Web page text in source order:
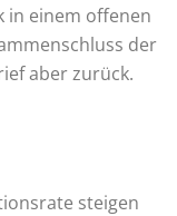
in einem offenen
der
aber zurück.
steigen